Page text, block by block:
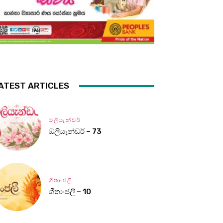
ARTICLES
ඔලියැන්ඩර්
ඔලියැන්ඩර් – 73
ගීතාංජලී
ගීතාංජලී – 10